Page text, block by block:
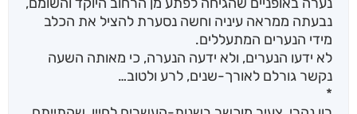
נבעתה ממראה עיניה וחשה נסערת להציל את הכלב
מידי הנערים המתעללים.
לא ידעו הנערים, ולא ידעה הנערה, כי מאותה השעה
נקשר גורלם לאורך-שנים, לרע ולטוב…
*